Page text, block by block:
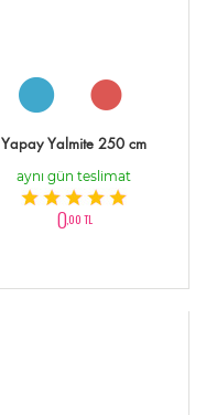
Yapay Yalmite 250 cm
aynı gün teslimat
0,00 TL